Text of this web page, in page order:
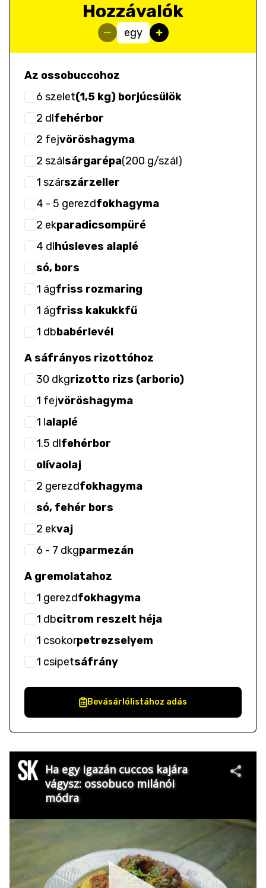
Hozzávalók
egy
Az ossobuccohoz
6 szelet(1,5 kg) borjúcsülök
2 dlfehérbor
2 fejvöröshagyma
2 szálsárgarépa(200 g/szál)
1 szárszárzeller
4 - 5 gerezdfokhagyma
2 ekparadicsompüré
4 dlhúsleves alaplé
só, bors
1 ágfriss rozmaring
1 ágfriss kakukkfű
1 dbbabérlevél
A sáfrányos rizottóhoz
30 dkgrizotto rizs (arborio)
1 fejvöröshagyma
1 lalaplé
1.5 dlfehérbor
olívaolaj
2 gerezdfokhagyma
só, fehér bors
2 ekvaj
6 - 7 dkgparmezán
A gremolatahoz
1 gerezdfokhagyma
1 dbcitrom reszelt héja
1 csokorpetrezselyem
1 csipetsáfrány
Bevásárlólistához adás